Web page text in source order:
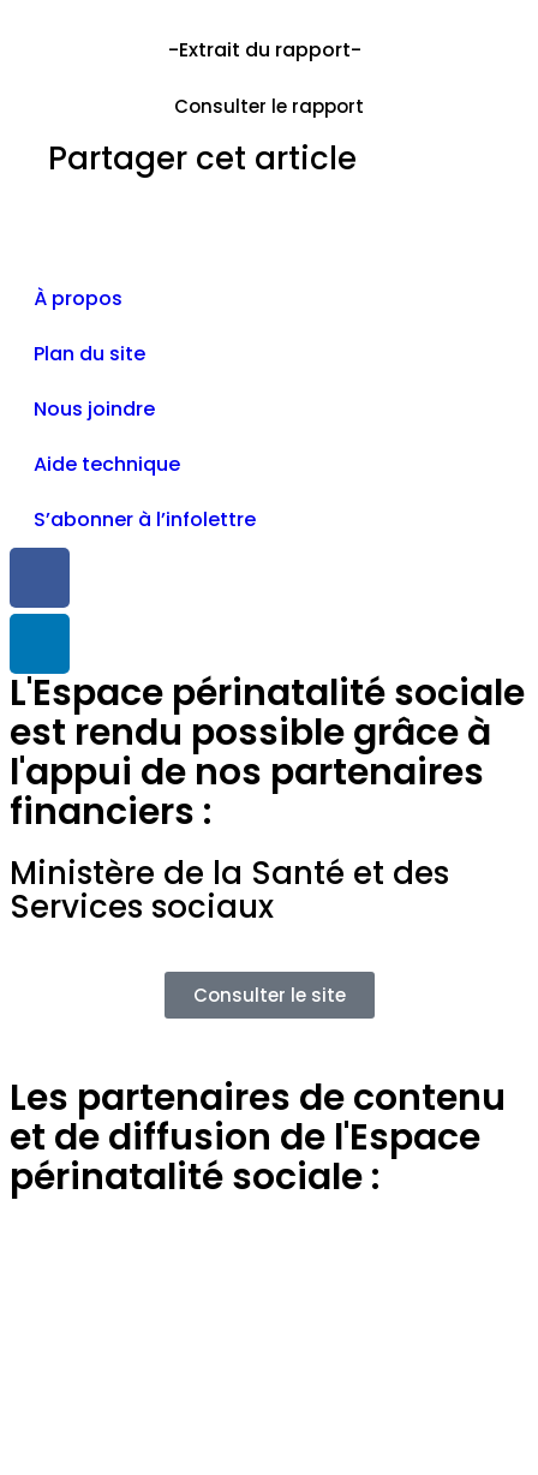
-Extrait du rapport-
Consulter le rapport
Partager cet article
À propos
Plan du site
Nous joindre
Aide technique
S’abonner à l’infolettre
L'Espace périnatalité sociale
est rendu possible grâce à
l'appui de nos partenaires
financiers :
Ministère de la Santé et des
Services sociaux
Consulter le site
Les partenaires de contenu
et de diffusion de l'Espace
périnatalité sociale :